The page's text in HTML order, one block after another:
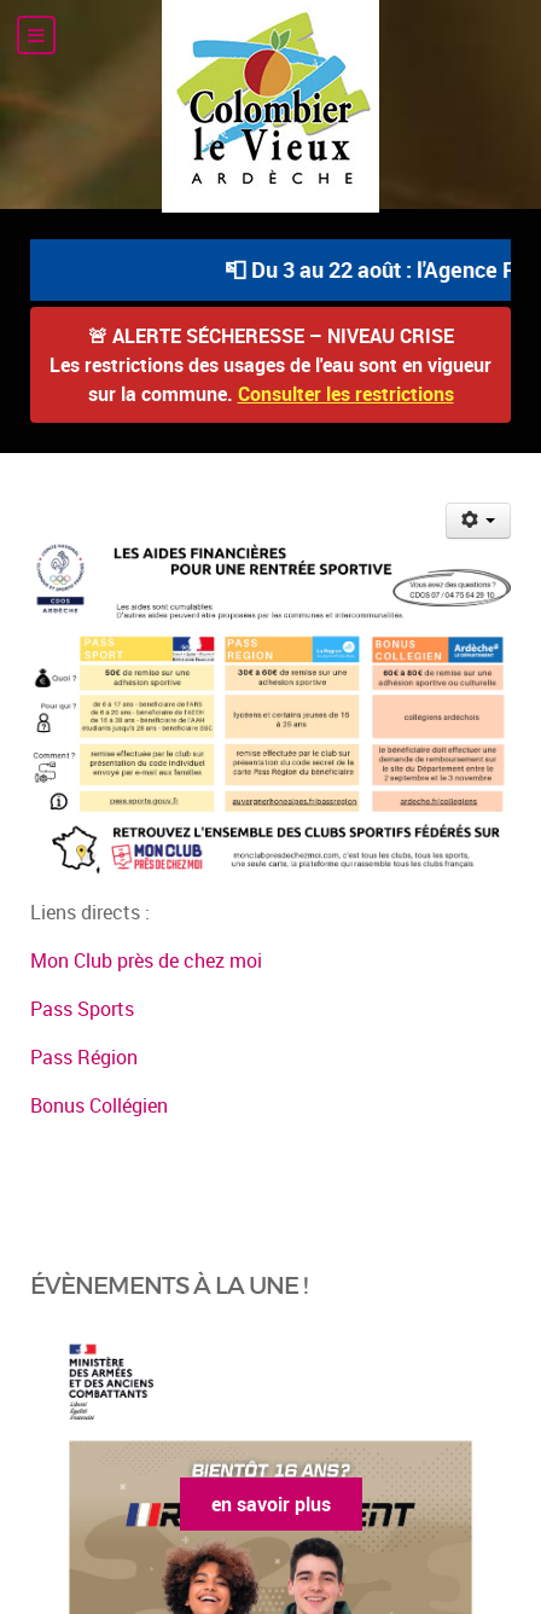
📮 Du 3 au 22 août : l'Agence
🚨 ALERTE SÉCHERESSE – NIVEAU CRISE
Les restrictions des usages de l'eau sont en vigueur
sur la commune. Consulter les restrictions
Liens directs :
Mon Club près de chez moi
Pass Sports
Pass Région
Bonus Collégien
ÉVÈNEMENTS À LA UNE !
en savoir plus